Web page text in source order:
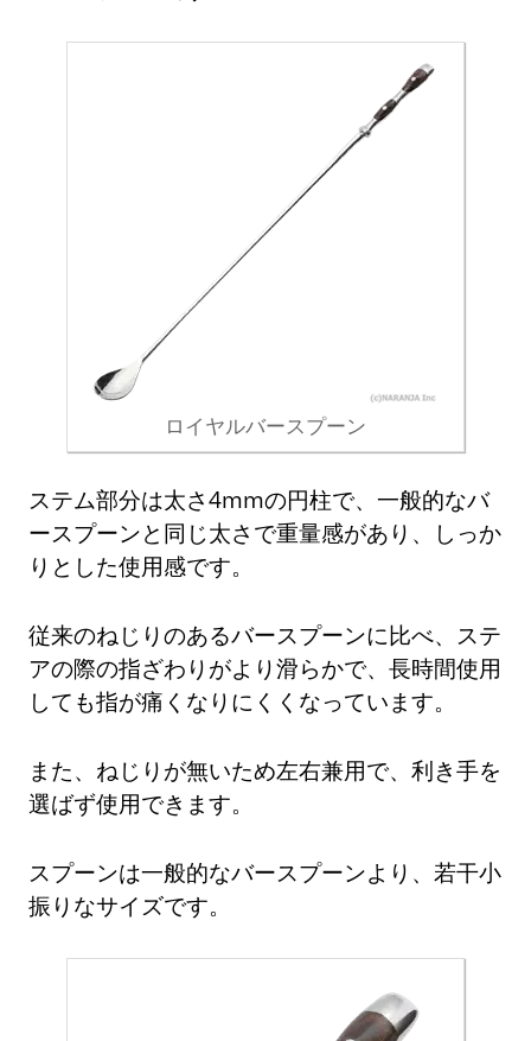
ロイヤルバースプーン
ステム部分は太さ4mmの円柱で、一般的なバ
ースプーンと同じ太さで重量感があり、しっか
りとした使用感です。
従来のねじりのあるバースプーンに比べ、ステ
アの際の指ざわりがより滑らかで、長時間使用
しても指が痛くなりにくくなっています。
また、ねじりが無いため左右兼用で、利き手を
選ばず使用できます。
スプーンは一般的なバースプーンより、若干小
振りなサイズです。